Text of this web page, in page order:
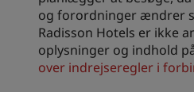
og forordninger ændrer
Radisson Hotels er ikke
oplysninger og indhold
over indrejseregler i